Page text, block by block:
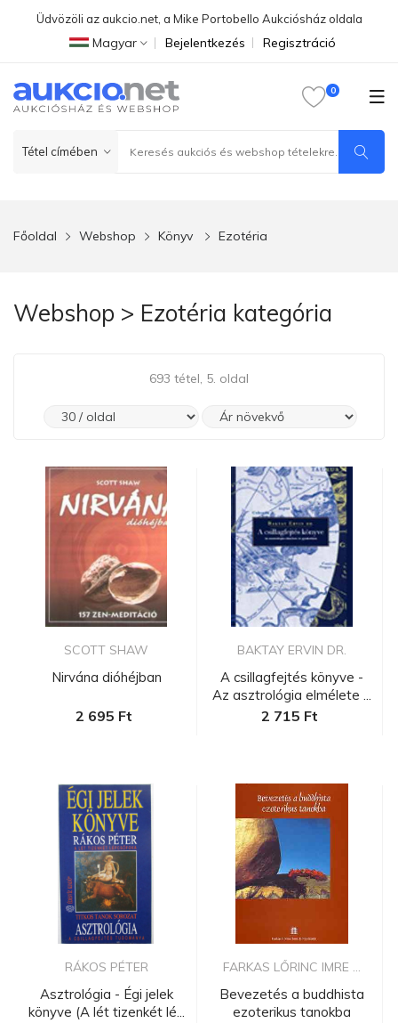
Üdvözöli az aukcio.net, a Mike Portobello Aukciósház oldala
Magyar Bejelentkezés Regisztráció
Főoldal Webshop Könyv Ezotéria
Webshop > Ezotéria kategória
693 tétel, 5. oldal
SCOTT SHAW
Nirvána dióhéjban
2 695 Ft
BAKTAY ERVIN DR.
A csillagfejtés könyve -
Az asztrológia elmélete ...
2 715 Ft
RÁKOS PÉTER
Asztrológia - Égi jelek
könyve (A lét tizenkét lé...
FARKAS LŐRINC IMRE ...
Bevezetés a buddhista
ezoterikus tanokba